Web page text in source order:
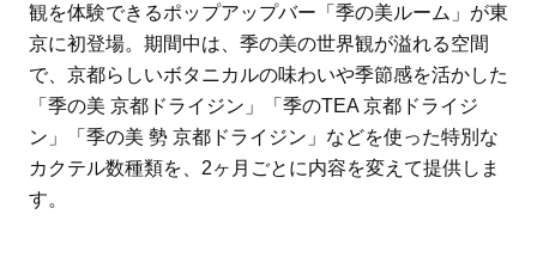
観を体験できるポップアップバー「季の美ルーム」が東
京に初登場。期間中は、季の美の世界観が溢れる空間
で、京都らしいボタニカルの味わいや季節感を活かした
「季の美 京都ドライジン」「季のTEA 京都ドライジ
ン」「季の美 勢 京都ドライジン」などを使った特別な
カクテル数種類を、2ヶ月ごとに内容を変えて提供しま
す。